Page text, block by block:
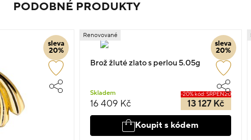
PODOBNÉ PRODUKTY
sleva
20%
sleva
20%
Renovované
Brož žluté zlato s perlou 5.05g
Skladem
16 409 Kč
-20% kód: SRPEN20
13 127 Kč
Koupit s kódem